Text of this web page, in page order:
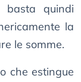
quindi
la
le somme.
che estingue